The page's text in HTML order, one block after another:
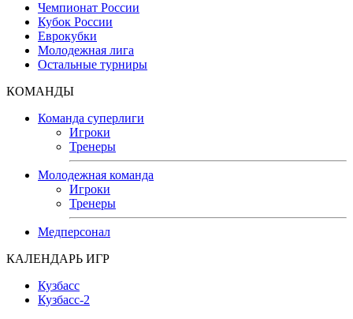
Чемпионат России
Кубок России
Еврокубки
Молодежная лига
Остальные турниры
КОМАНДЫ
Команда суперлиги
Игроки
Тренеры
Молодежная команда
Игроки
Тренеры
Медперсонал
КАЛЕНДАРЬ ИГР
Кузбасс
Кузбасс-2